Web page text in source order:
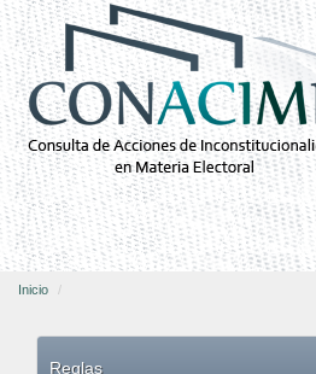
Inicio
Reglas